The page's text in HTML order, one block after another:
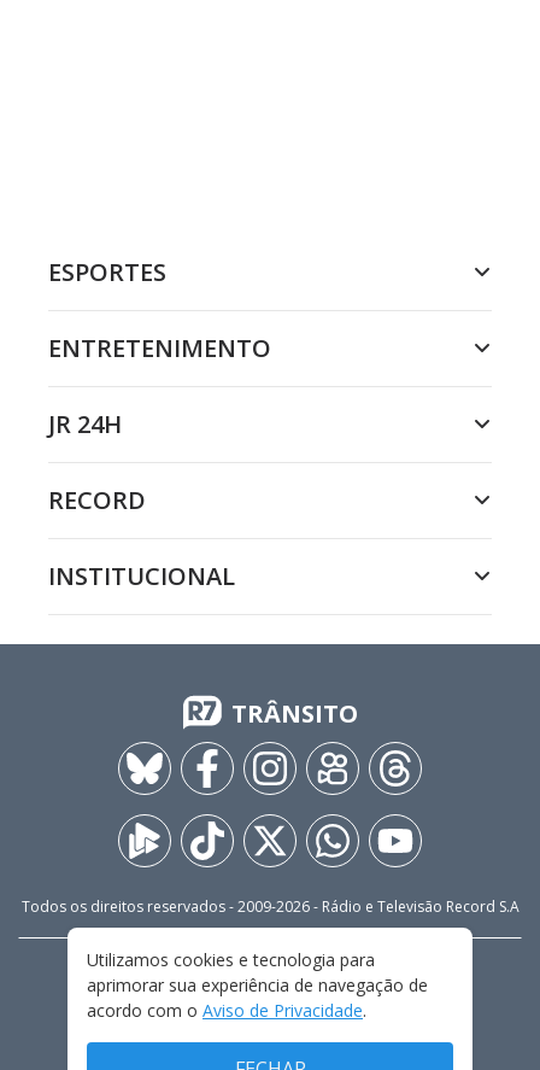
ESPORTES
ENTRETENIMENTO
JR 24H
RECORD
INSTITUCIONAL
TRÂNSITO
Todos os direitos reservados - 2009-2026- Rádio e Televisão Record S.A
FALE CONOSCO
PRIVACIDADE
TERMOS E CONDIÇÕES DE USO
Utilizamos cookies e tecnologia para
aprimorar sua experiência de navegação de
acordo com o Aviso de Privacidade.